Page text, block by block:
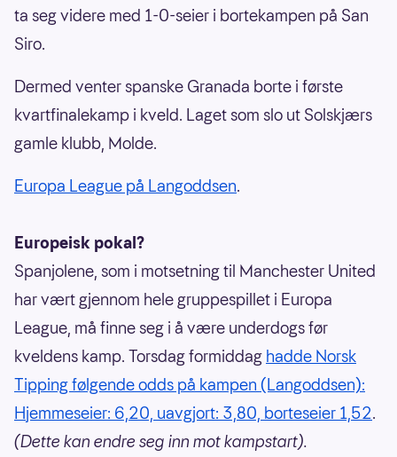
ta seg videre med 1-0-seier i bortekampen på San
Siro.
Dermed venter spanske Granada borte i første
kvartfinalekamp i kveld. Laget som slo ut Solskjærs
gamle klubb, Molde.
Europa League på Langoddsen.
Europeisk pokal?
Spanjolene, som i motsetning til Manchester United
har vært gjennom hele gruppespillet i Europa
League, må finne seg i å være underdogs før
kveldens kamp. Torsdag formiddag hadde Norsk
Tipping følgende odds på kampen (Langoddsen):
Hjemmeseier: 6,20, uavgjort: 3,80, borteseier 1,52.
(Dette kan endre seg inn mot kampstart).